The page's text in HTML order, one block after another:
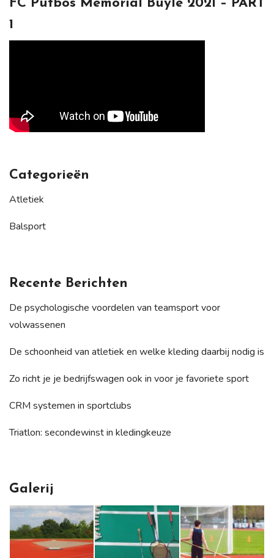
FC Putbos Memorial Buyle 2021 – PART
1
Categorieën
Atletiek
Balsport
Recente Berichten
De psychologische voordelen van teamsport voor
volwassenen
De schoonheid van atletiek en welke kleding daarbij nodig is
Zo richt je je bedrijfswagen ook in voor je favoriete sport
CRM systemen in sportclubs
Triatlon: secondewinst in kledingkeuze
Galerij